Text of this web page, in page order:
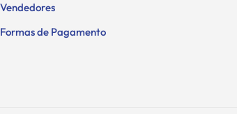
Vendedores
Formas de Pagamento